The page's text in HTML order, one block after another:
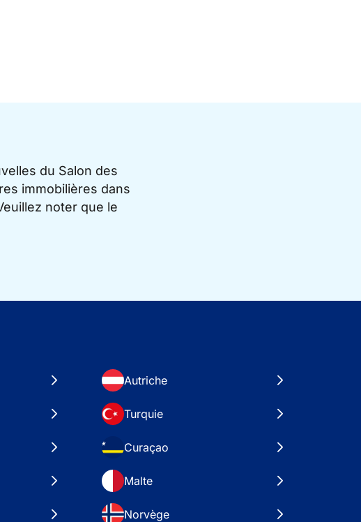
du Salon des
immobilières dans
noter que le
Autriche
Turquie
Curaçao
Malte
Norvège